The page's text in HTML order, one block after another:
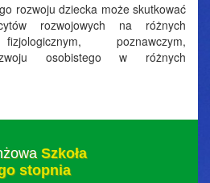
rozwoju dziecka może skutkować
rozwojowych na różnych
poznawczym,
osobistego w różnych
Szkoła
stopnia